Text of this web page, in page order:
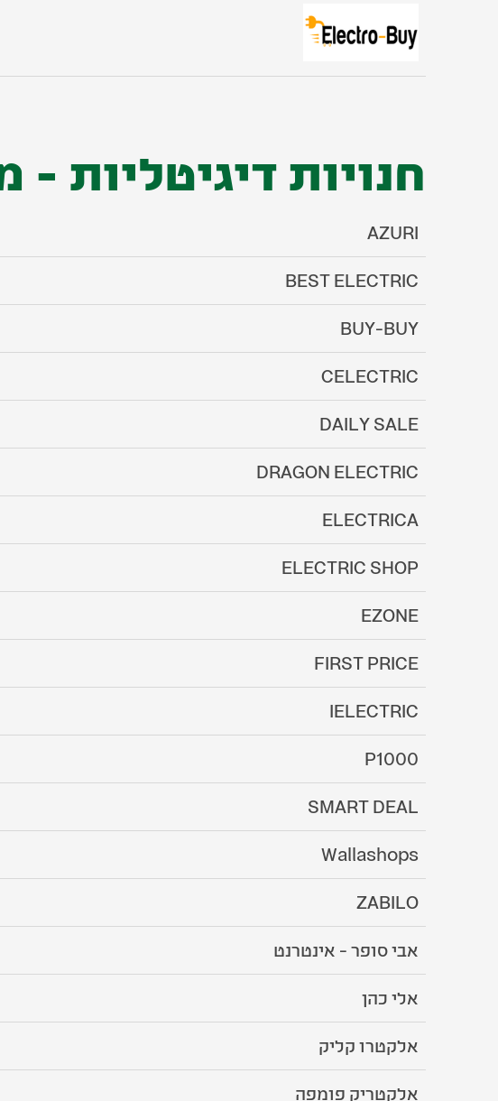
חנויות דיגיטליות
AZURI
BEST ELECTRIC
BUY-BUY
CELECTRIC
DAILY SALE
DRAGON ELECTRIC
ELECTRICA
ELECTRIC SHOP
EZONE
FIRST PRICE
IELECTRIC
P1000
SMART DEAL
Wallashops
ZABILO
אבי סופר - אינטרנט
אלי כהן
אלקטרו קליק
אלקטריק פומפה